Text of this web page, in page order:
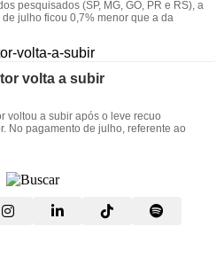
pesquisados (SP, MG, GO, PR e RS), a
julho ficou 0,7% menor que a da
volta a subir
voltou a subir após o leve recuo
No pagamento de julho, referente ao